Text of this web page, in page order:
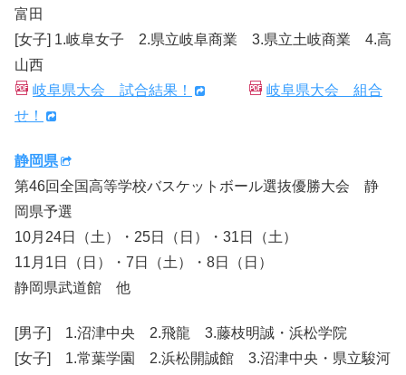
富田
[女子] 1.岐阜女子 2.県立岐阜商業 3.県立土岐商業 4.高
山西
岐阜県大会 試合結果！
岐阜県大会 組合
せ！
静岡県
第46回全国高等学校バスケットボール選抜優勝大会 静
岡県予選
10月24日（土）・25日（日）・31日（土）
11月1日（日）・7日（土）・8日（日）
静岡県武道館 他
[男子] 1.沼津中央 2.飛龍 3.藤枝明誠・浜松学院
[女子] 1.常葉学園 2.浜松開誠館 3.沼津中央・県立駿河